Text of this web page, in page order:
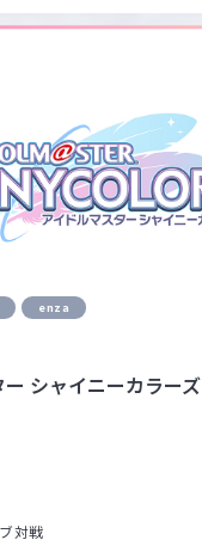
enza
シャイニーカラーズ
対戦